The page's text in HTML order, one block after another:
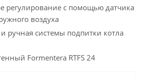
регулирование с помощью датчика
воздуха
ручная системы подпитки котла
Formentera RTFS 24